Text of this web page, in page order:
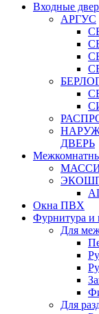
Входные
АРГУС
ДВЕРЬ
Окна ПВХ
Фурнитура и
Для
Для